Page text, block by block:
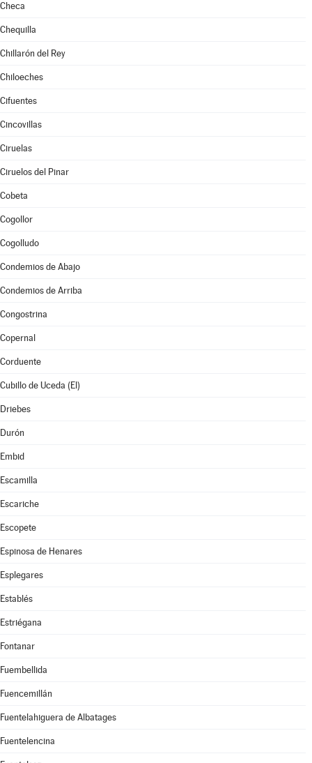
Checa
Chequilla
Chillarón del Rey
Chiloeches
Cifuentes
Cincovillas
Ciruelas
Ciruelos del Pinar
Cobeta
Cogollor
Cogolludo
Condemios de Abajo
Condemios de Arriba
Congostrina
Copernal
Corduente
Cubillo de Uceda (El)
Driebes
Durón
Embid
Escamilla
Escariche
Escopete
Espinosa de Henares
Esplegares
Establés
Estriégana
Fontanar
Fuembellida
Fuencemillán
Fuentelahiguera de Albatages
Fuentelencina